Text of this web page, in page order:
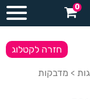
0
> מדבקות
חזרה לקטלוג